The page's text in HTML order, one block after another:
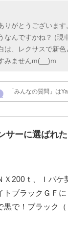
りがとうございま
なんですかね？ (現
は、レクサスで新
みませんm(__)m
「みんなの質問」は
サーに選ばれ
Ｘ200ｔ、Ｉパケ
ブラックＧＦに
黒で！ブラック